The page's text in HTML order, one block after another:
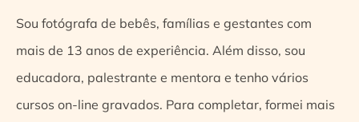
Sou fotógrafa de bebês, famílias e gestantes com
mais de 13 anos de experiência. Além disso, sou
educadora, palestrante e mentora e tenho vários
cursos on-line gravados. Para completar, formei mais